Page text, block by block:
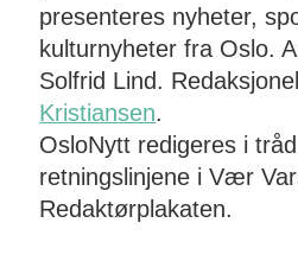
presenteres nyheter,
kulturnyheter fra Oslo.
Solfrid Lind.
Kristiansen.
OsloNytt redigeres i
retningslinjene i Vær
Redaktørplakaten.